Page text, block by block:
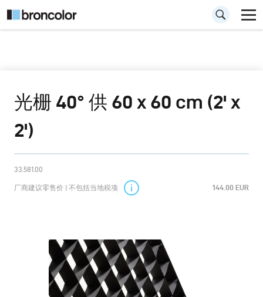
光栅 40° 供 60 x 60 cm (2' x
2')
33.581.00
厂商建议零售价 | 不包括当地税项 144.00 EUR